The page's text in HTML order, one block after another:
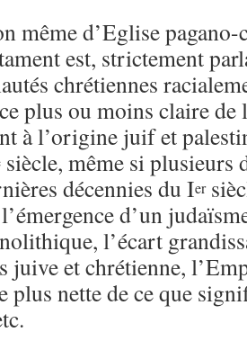
même d’Eglise
est, strictement
chrétiennes
plus ou moins claire de
à l’origine juif et
siècle, même si plusieurs
décennies du Ier
d’un
l’écart
juive et chrétienne,
plus nette de ce que